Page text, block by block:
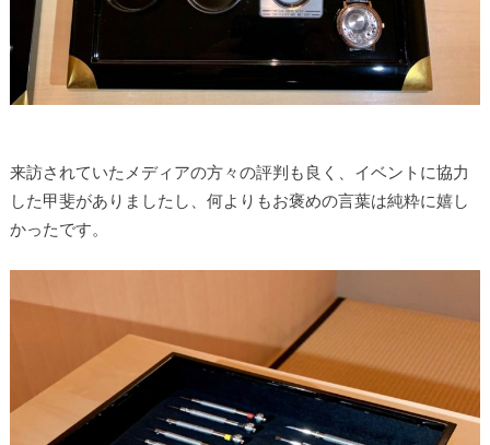
来訪されていたメディアの方々の評判も良く、イベントに協力
した甲斐がありましたし、何よりもお褒めの言葉は純粋に嬉し
かったです。